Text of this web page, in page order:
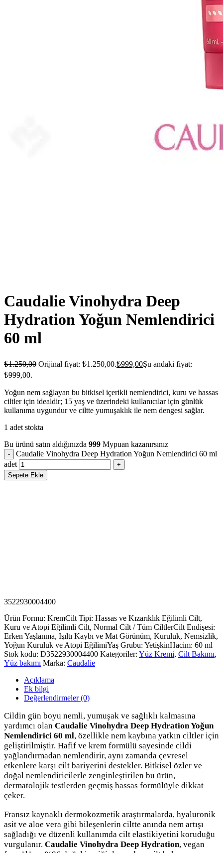
Caudalie Vinohydra Deep
Hydration Yoğun Nemlendirici
60 ml
₺1.250,00 Orijinal fiyat: ₺1.250,00.₺999,00Şu andaki fiyat:
₺999,00.
Yoğun nem sağlayan bu bitkisel içerikli nemlendirici, kuru ve hassas
ciltler için idealdir; 15 yaş ve üzerindeki kullanıcılar için günlük
kullanıma uygundur ve ciltte yumuşaklık ile nem dengesi sağlar.
1 adet stokta
Bu ürünü satın aldığınızda 999 Mypuan kazanırsınız
Caudalie Vinohydra Deep Hydration Yoğun Nemlendirici 60 ml
adet
Sepete Ekle
3522930004400
Ürün Formu: KremCilt Tipi: Hassas ve Kızarıklık Eğilimli Cilt,
Kuru ve Atopi Eğilimli Cilt, Normal Cilt / Tüm CiltlerCilt Endişesi:
Erken Yaşlanma, Işıltı Kaybı ve Mat Görünüm, Kuruluk, Nemsizlik,
Yoğun Kuruluk ve Atopi EğilimiYaş Grubu: YetişkinHacim: 60 ml
Stok kodu: D3522930004400 Kategoriler: Yüz Kremi, Cilt Bakımı,
Yüz bakımı Marka: Caudalie
Açıklama
Ek bilgi
Değerlendirmeler (0)
Cildin gün boyu nemli, yumuşak ve sağlıklı kalmasına
yardımcı olan Caudalie Vinohydra Deep Hydration Yoğun
Nemlendirici 60 ml, özellikle nem kaybına yatkın ciltler için
geliştirilmiştir. Hafif ve krem formülü sayesinde cildi
yağlandırmadan nemlendirir, aynı zamanda çevresel
etkenlere karşı cilt bariyerini destekler. Bitkisel özler ve
doğal nemlendiricilerle zenginleştirilen bu ürün,
dermatolojik testlerden geçmiş hassas formülüyle dikkat
çeker.
Fransız kaynaklı dermokozmetik araştırmalarda, hyaluronik
asit ve aloe vera gibi bileşenlerin ciltte anında nem artışı
sağladığı ve düzenli kullanımda cilt elastikiyetini koruduğu
vurgulanır. Caudalie Vinohydra Deep Hydration, vegan